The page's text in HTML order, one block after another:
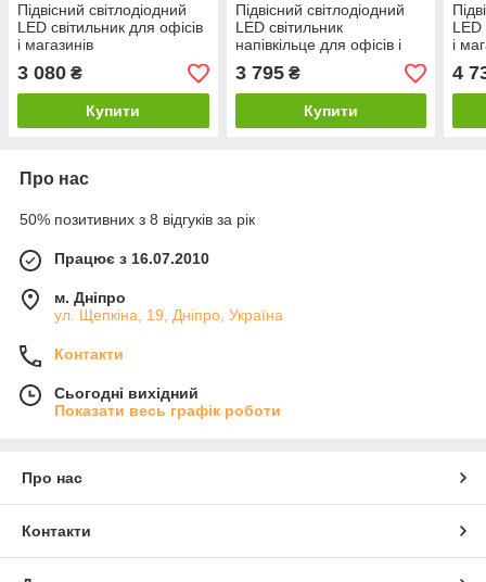
Підвісний світлодіодний
LED світильник для офісів
і магазинів
3 080 ₴
Купити
Підвісний світлодіодний
LED світильник
напівкільце для офісів і
магазинів
3 795₴
Купити
LED
і
4
Про нас
50% позитивних з 8 відгуків за рік
Працює з 16.07.2010
м. Дніпро
ул. Щепкіна, 19, Дніпро, Україна
Контакти
Сьогодні вихідний
Показати весь графік роботи
Про нас
Контакти